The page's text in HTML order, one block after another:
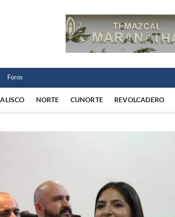
Foros
NORTE CUNORTE REVOLCADERO